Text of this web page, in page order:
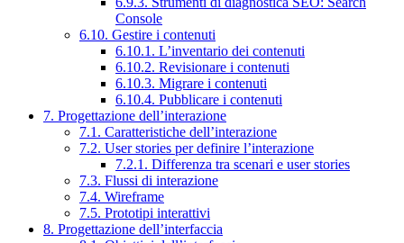
Console
6.10. Gestire i contenuti
6.10.1. L’inventario dei contenuti
6.10.2. Revisionare i contenuti
6.10.3. Migrare i contenuti
6.10.4. Pubblicare i contenuti
7. Progettazione dell’interazione
7.1. Caratteristiche dell’interazione
7.2. User stories per definire l’interazione
7.2.1. Differenza tra scenari e user stories
7.3. Flussi di interazione
7.4. Wireframe
7.5. Prototipi interattivi
8. Progettazione dell’interfaccia